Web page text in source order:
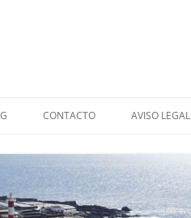
CONTACTO AVISO LEGAL